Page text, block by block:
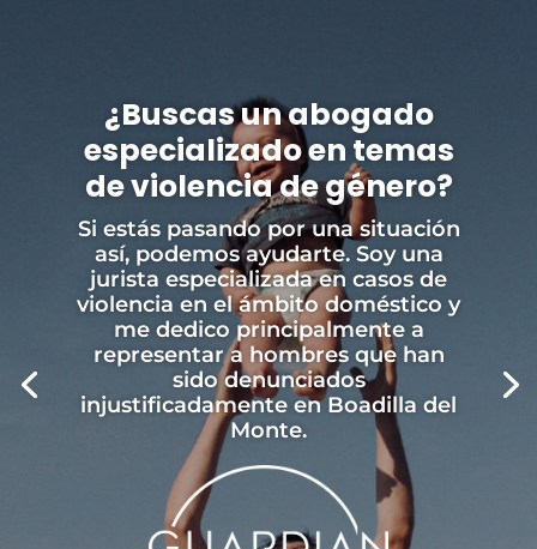
¿Buscas un abogado
especializado en temas
de violencia de género?
Si estás pasando por una situación
así, podemos ayudarte. Soy una
jurista especializada en casos de
violencia en el ámbito doméstico y
me dedico principalmente a
representar a hombres que han
sido denunciados
injustificadamente en Boadilla del
Monte.